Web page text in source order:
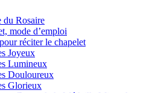
du Rosaire
mode d’emploi
réciter le chapelet
Joyeux
Lumineux
Douloureux
Glorieux